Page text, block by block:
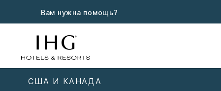
Вам нужна помощь?
США И КАНАДА